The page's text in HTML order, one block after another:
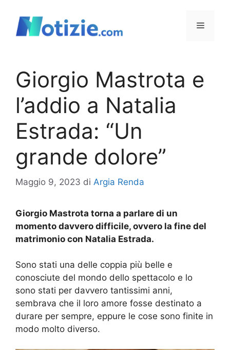
contenuto
Menu
Giorgio Mastrota e
l’addio a Natalia
Estrada: “Un
grande dolore”
Maggio 9, 2023 di Argia Renda
Giorgio Mastrota torna a parlare di un
momento davvero difficile, ovvero la fine del
matrimonio con Natalia Estrada.
Sono stati una delle coppia più belle e
conosciute del mondo dello spettacolo e lo
sono stati per davvero tantissimi anni,
sembrava che il loro amore fosse destinato a
durare per sempre, eppure le cose sono finite in
modo molto diverso.